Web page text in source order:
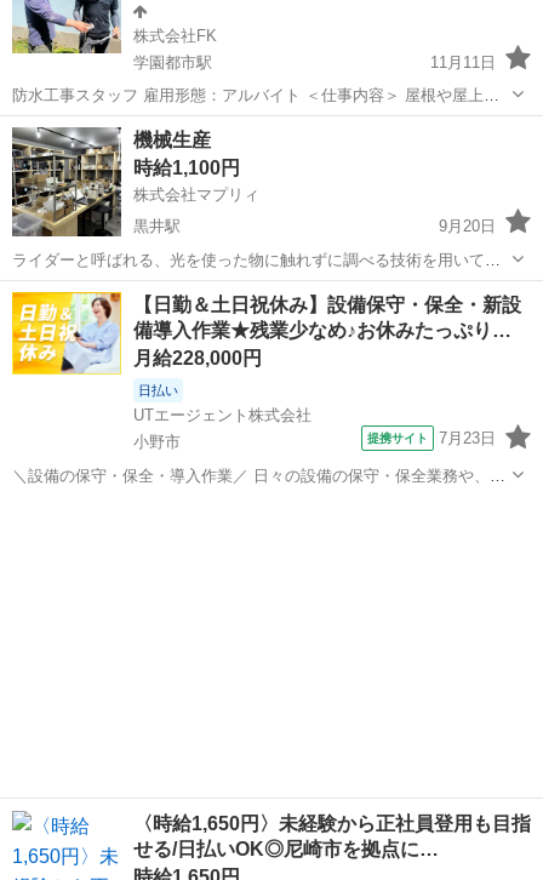
株式会社FK
学園都市駅
11月11日
防水工事スタッフ 雇用形態：アルバイト ＜仕事内容＞ 屋根や屋上、
外壁、ベランダ、 窓サッシの周辺や水回りなどに 防水処理工事をおこ
なっていただきます。 ・塗り防水（塗膜防水） 塗料状のウレタンゴ
ムを...
兵庫 神戸市 学園都市駅
機械生産
時給1,100円
株式会社マプリィ
黒井駅
9月20日
ライダーと呼ばれる、光を使った物に触れずに調べる技術を用いて、
物体検知や対象物までの距離を計測する機器の生産をお願いします。
高精度の３次元データを収集する能力に優れているため、自動運転や
ドローン、物流倉庫で用いられるロボット...
兵庫 丹波市 黒井駅 生産管理 はんだ付け
【日勤＆土日祝休み】設備保守・保全・新設
備導入作業★残業少なめ♪お休みたっぷり…
月給228,000円
日払い
UTエージェント株式会社
小野市
提携サイト 7月23日
＼設備の保守・保全・導入作業／ 日々の設備の保守・保全業務や、新
〈時給1,650円〉未経験から正社員登用も目指
せる/日払いOK◎尼崎市を拠点に…